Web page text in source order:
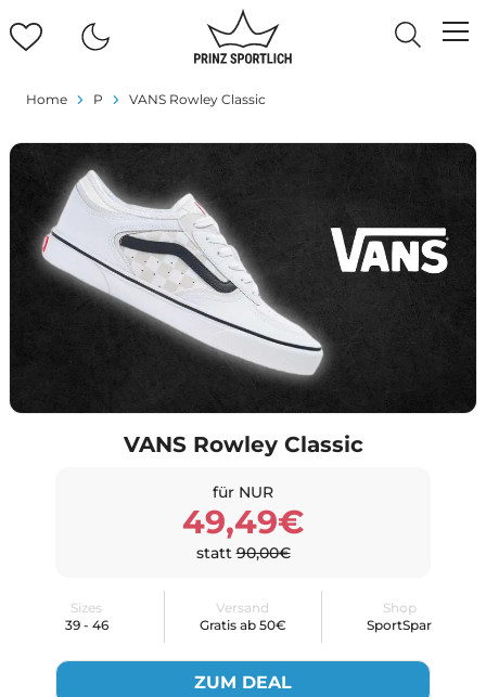
Home P VANS Rowley Classic
VANS Rowley Classic
für NUR
49,49€
statt90,00€
Sizes
39 - 46
Versand
Gratis ab 50€
Shop
SportSpar
ZUM DEAL